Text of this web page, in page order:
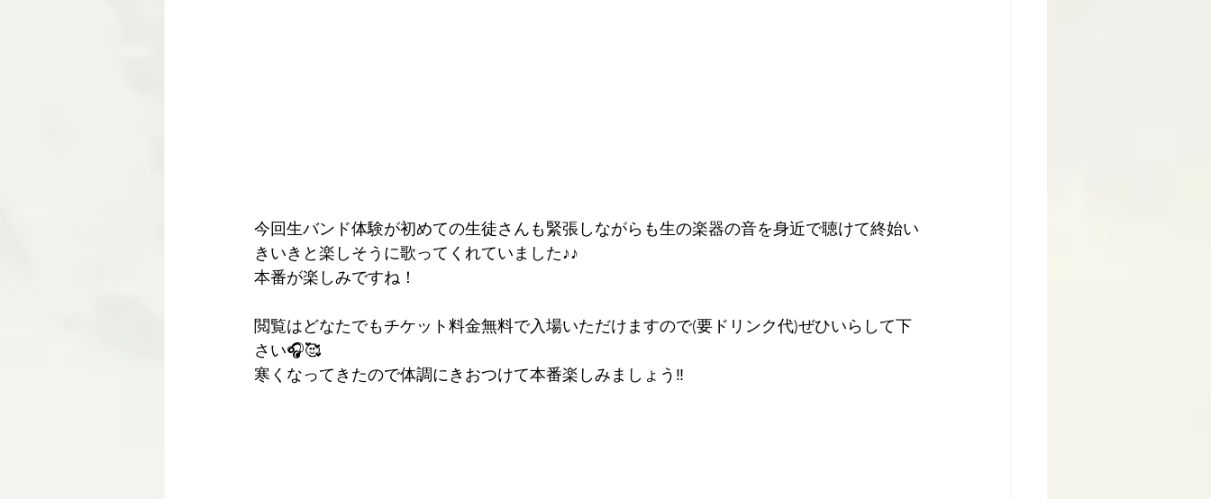
今回生バンド体験が初めての生徒さんも緊張しながらも生の楽器の音を身近で聴けて終始い
きいきと楽しそうに歌ってくれていました♪♪
本番が楽しみですね！
閲覧はどなたでもチケット料金無料で入場いただけますので(要ドリンク代)ぜひいらして下
さい🎧🥰
寒くなってきたので体調にきおつけて本番楽しみましょう‼️